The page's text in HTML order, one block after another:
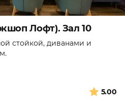
Лофт). Зал 10
стойкой, диванами и
5.00